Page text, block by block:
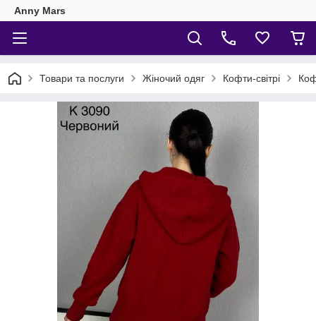
Anny Mars
Товари та послуги Жіночий одяг Кофти-світрі